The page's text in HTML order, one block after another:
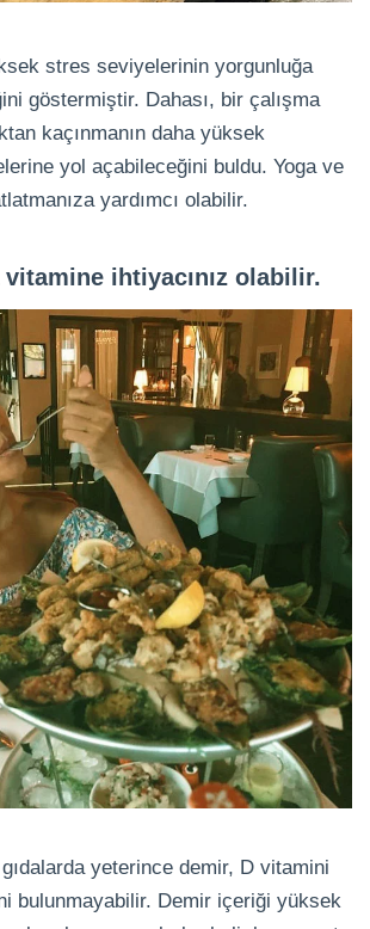
stres seviyelerinin yorgunluğa
göstermiştir. Dahası, bir çalışma
kaçınmanın daha yüksek
yol açabileceğini buldu. Yoga ve
yardımcı olabilir.
ihtiyacınız olabilir.
yeterince demir, D vitamini
bulunmayabilir. Demir içeriği yüksek